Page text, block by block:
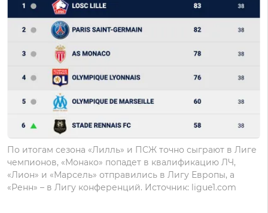
По итогам сезона «Лилль» и ПСЖ точно сыграют в Лиге
чемпионов, «Монако» попадет в квалификацию ЛЧ,
«Лион» и «Марсель» отправились в Лигу Европы, а
«Ренн» – в Лигу конференций. Источник: ligue1.com